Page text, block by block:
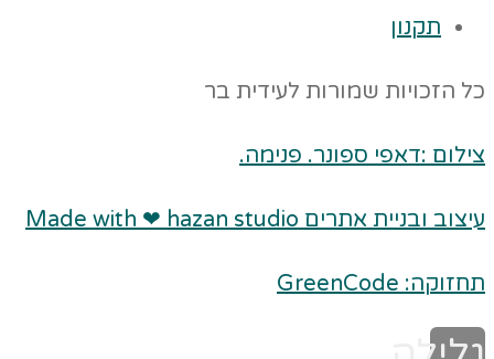
תקנון
כל הזכויות שמורות לעידית בר
צילום :דאפי ספונר. פנימה.
עיצוב ובניית אתרים Made with ❤ hazan studio
תחזוקה: GreenCode